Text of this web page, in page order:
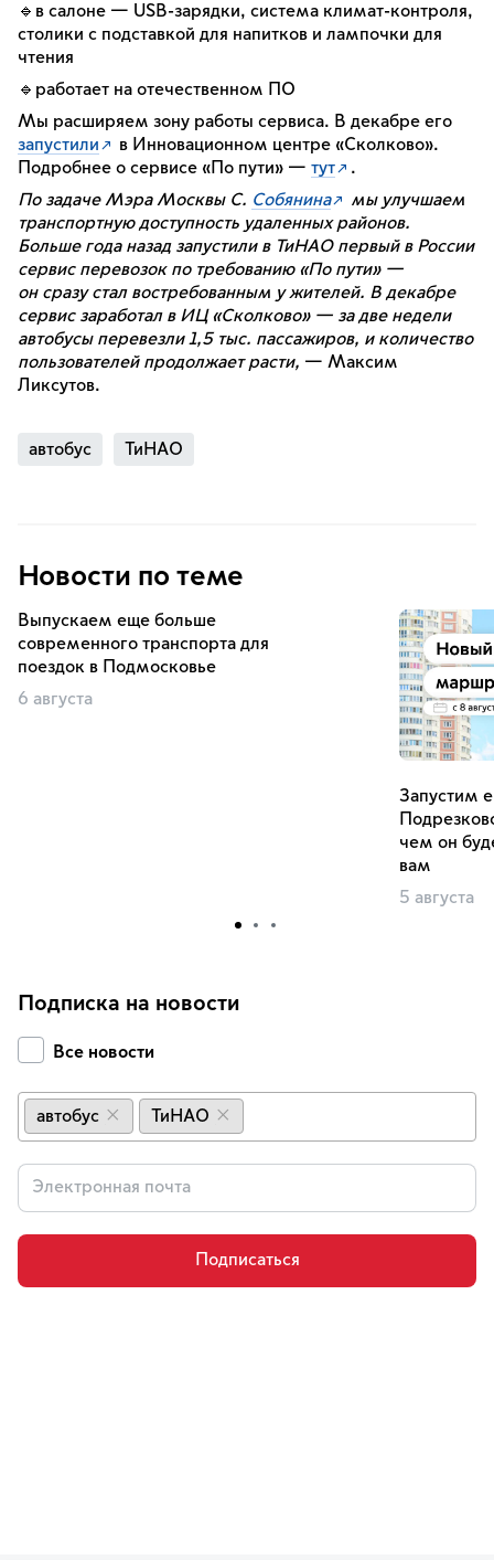
🔹в салоне — USB-зарядки, система климат-контроля,
столики с подставкой для напитков и лампочки для
чтения
🔹работает на отечественном ПО
Мы расширяем зону работы сервиса. В декабре его
запустили
в Инновационном центре «Сколково».
Подробнее о сервисе «По пути» — тут
.
По задаче Мэра Москвы С. Собянина
мы улучшаем
транспортную доступность удаленных районов.
Больше года назад запустили в ТиНАО первый в России
сервис перевозок по требованию «По пути» —
он сразу стал востребованным у жителей. В декабре
сервис заработал в ИЦ «Сколково» — за две недели
автобусы перевезли 1,5 тыс. пассажиров, и количество
пользователей продолжает расти, — Максим
Ликсутов.
автобус ТиНАО
Новости по теме
Выпускаем еще больше
современного транспорта для
поездок в Подмосковье
6 августа
Запустим
чем он
вам
5 августа
Подписка на новости
Все новости
автобус ТиНАО
Подписаться